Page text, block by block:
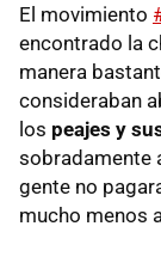
El movimiento
encontrado la
manera
consideraban
los peajes y
sobradamente
gente no
mucho menos